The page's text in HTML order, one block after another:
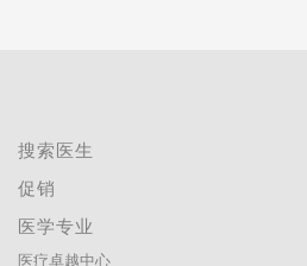
搜索医生
促销
医学专业
医疗卓越中心